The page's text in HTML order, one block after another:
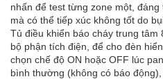
nhấn để test từng zone một,
mà có thể tiếp xúc không tốt do
Tủ điều khiển báo cháy trung tâm
bộ phận tích điện, để cho đèn
chọn chế độ ON hoặc OFF lúc
bình thường (không có báo